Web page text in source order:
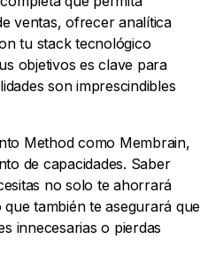
ventas, ofrecer analítica
tu stack tecnológico
objetivos es clave para
son imprescindibles
Method como Membrain,
de capacidades. Saber
no solo te ahorrará
también te asegurará que
innecesarias o pierdas